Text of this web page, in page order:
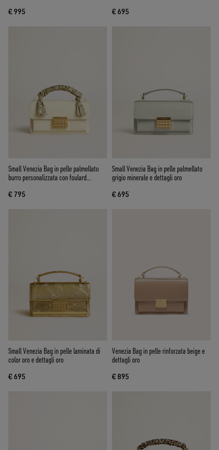
€ 995 € 695
Small Venezia Bag in pelle palmellato
burro personalizzata con foulard
€ 795
Small Venezia Bag in pelle palmellato
grigio minerale e dettagli oro
€ 695
Small Venezia Bag in pelle laminata di
color oro e dettagli oro
€ 695
Venezia Bag in pelle rinforzata beige e
dettagli oro
€ 895